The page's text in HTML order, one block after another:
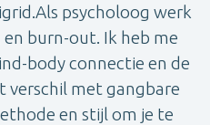
psycholoog werk
burn-out. Ik heb me
body connectie en de
verschil met gangbare
en stijl om je te